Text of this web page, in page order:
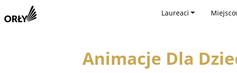
Laureaci
Animacje Dla